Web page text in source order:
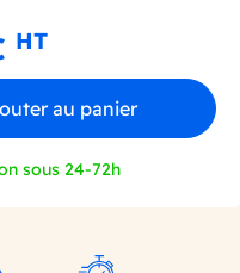
HT
au panier
sous 24-72h